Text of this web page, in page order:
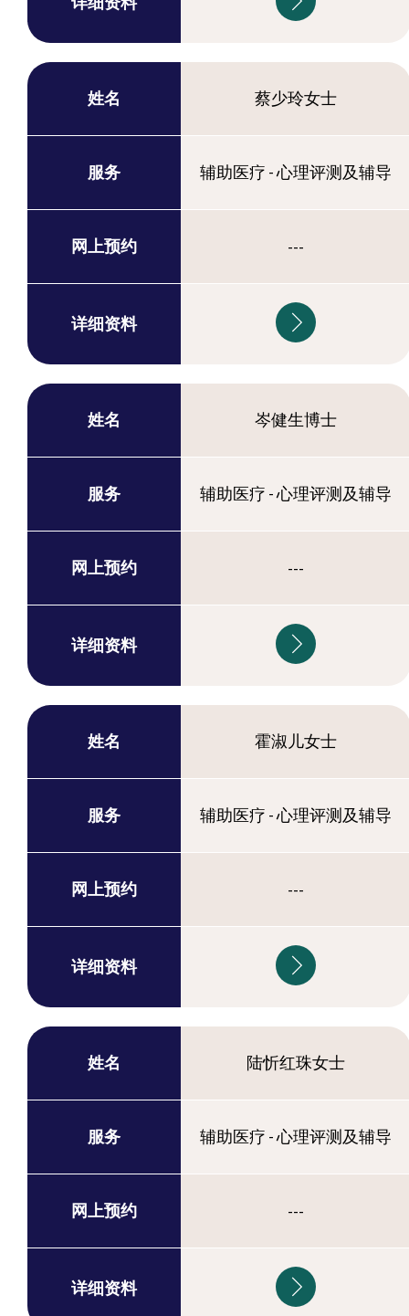
姓名 蔡少玲女士
服务 辅助医疗 - 心理评测及辅导
网上预约 ---
详细资料
姓名 岑健生博士
服务 辅助医疗 - 心理评测及辅导
网上预约 ---
详细资料
姓名 霍淑儿女士
服务 辅助医疗 - 心理评测及辅导
网上预约 ---
详细资料
姓名 陆忻红珠女士
服务 辅助医疗 - 心理评测及辅导
网上预约 ---
详细资料